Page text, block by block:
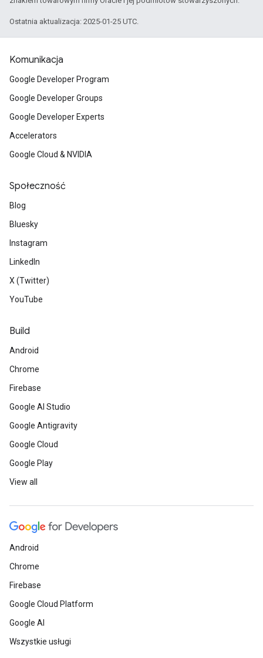
Ostatnia aktualizacja: 2025-01-25 UTC.
Komunikacja
Google Developer Program
Google Developer Groups
Google Developer Experts
Accelerators
Google Cloud & NVIDIA
Społeczność
Blog
Bluesky
Instagram
LinkedIn
X (Twitter)
YouTube
Build
Android
Chrome
Firebase
Google AI Studio
Google Antigravity
Google Cloud
Google Play
View all
Android
Chrome
Firebase
Google Cloud Platform
Google AI
Wszystkie usługi